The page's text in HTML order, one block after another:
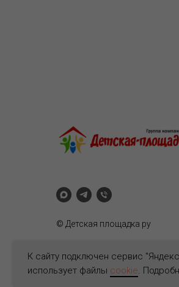
К сайту подключен сервис
использует файлы cookie.
© Детская площадка ру